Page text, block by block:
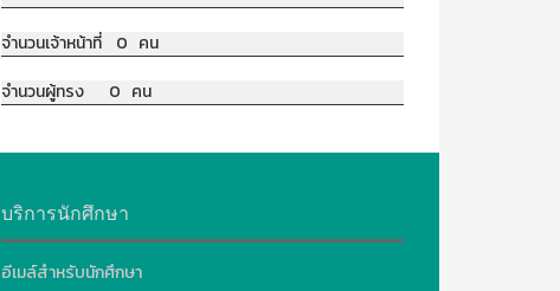
จำนวนเจ้าหน้าที่ 0 คน
จำนวนผู้ทรง 0 คน
บริการนักศึกษา
อีเมล์สำหรับนักศึกษา